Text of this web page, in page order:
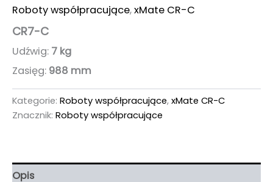
Roboty współpracujące,xMate CR-C
CR7-C
Udźwig: 7 kg
Zasięg: 988 mm
Kategorie: Roboty współpracujące,xMate CR-C
Znacznik: Roboty współpracujące
Opis